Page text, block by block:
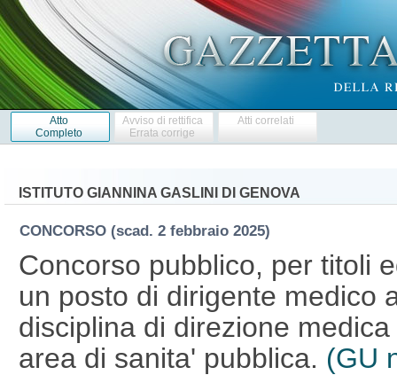
Atto
Completo
Avviso di rettifica
Errata corrige
Atti correlati
ISTITUTO GIANNINA GASLINI DI GENOVA
CONCORSO (scad. 2 febbraio 2025)
Concorso pubblico, per titoli
un posto di dirigente medico
disciplina di direzione
area di sanita' pubblica. (GU